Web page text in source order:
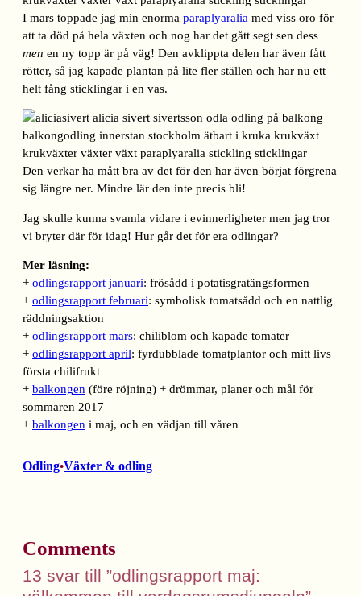
I mars toppade jag min enorma paraplyaralia med viss oro för
att ta död på hela växten och nog har det gått segt sen dess
men en ny topp är på väg! Den avklippta delen har även fått
rötter, så jag kapade plantan på lite fler ställen och har nu ett
helt fång sticklingar i en vas.
Den verkar ha mått bra av det för den har även börjat förgrena
sig längre ner. Mindre lär den inte precis bli!
Jag skulle kunna svamla vidare i evinnerligheter men jag tror
vi bryter där för idag! Hur går det för era odlingar?
Mer läsning:
+ odlingsrapport januari: frösådd i potatisgratängsformen
+ odlingsrapport februari: symbolisk tomatsådd och en nattlig
räddningsaktion
+ odlingsrapport mars: chiliblom och kapade tomater
+ odlingsrapport april: fyrdubblade tomatplantor och mitt livs
första chilifrukt
+ balkongen (före röjning) + drömmar, planer och mål för
sommaren 2017
+ balkongen i maj, och en vädjan till våren
Odling•Växter & odling
Comments
13 svar till ”odlingsrapport maj: